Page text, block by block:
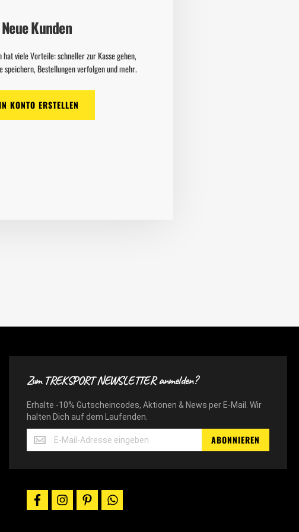
Neue Kunden
hat viele Vorteile: schneller zur Kasse gehen,
speichern, Bestellungen verfolgen und mehr.
KONTO ERSTELLEN
Zum TREKSPORT NEWSLETTER anmelden?
Erhalte -10% Gutscheincodes, Aktionen & News per E-Mail. Wir
halten Dich auf dem Laufenden.
Erhalte
-10%
Aktionen
News
per
ABONNIEREN
facebookinstagrampinterestwhatsapp